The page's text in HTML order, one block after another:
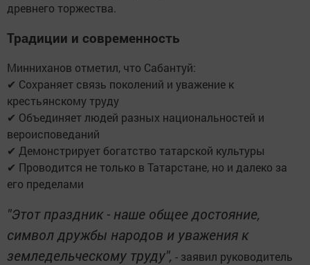
древнего торжества.
Традиции и современность
Минниханов отметил, что Сабантуй:
✔ Сохраняет связь поколений и уважение к
крестьянскому труду
✔ Объединяет людей разных национальностей и
вероисповеданий
✔ Демонстрирует богатство татарской культуры
✔ Проводится не только в Татарстане, но и далеко за
его пределами
"Этот праздник - наше общее достояние,
символ дружбы народов и уважения к
земледельческому труду", - заявил руководитель